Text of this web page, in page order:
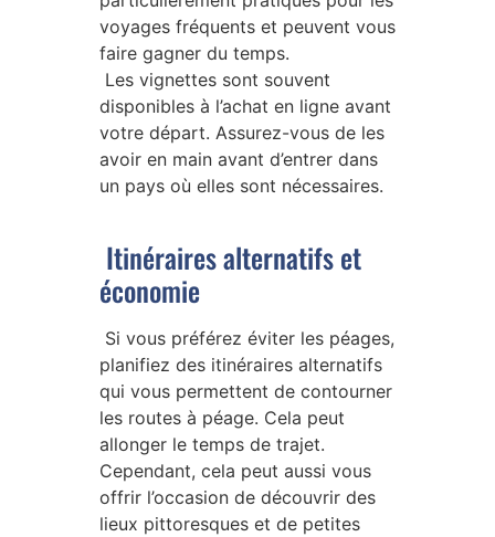
voyages fréquents et peuvent vous
faire gagner du temps.
Les vignettes sont souvent
disponibles à l’achat en ligne avant
votre départ. Assurez-vous de les
avoir en main avant d’entrer dans
un pays où elles sont nécessaires.
Itinéraires alternatifs et
économie
Si vous préférez éviter les péages,
planifiez des itinéraires alternatifs
qui vous permettent de contourner
les routes à péage. Cela peut
allonger le temps de trajet.
Cependant, cela peut aussi vous
offrir l’occasion de découvrir des
lieux pittoresques et de petites